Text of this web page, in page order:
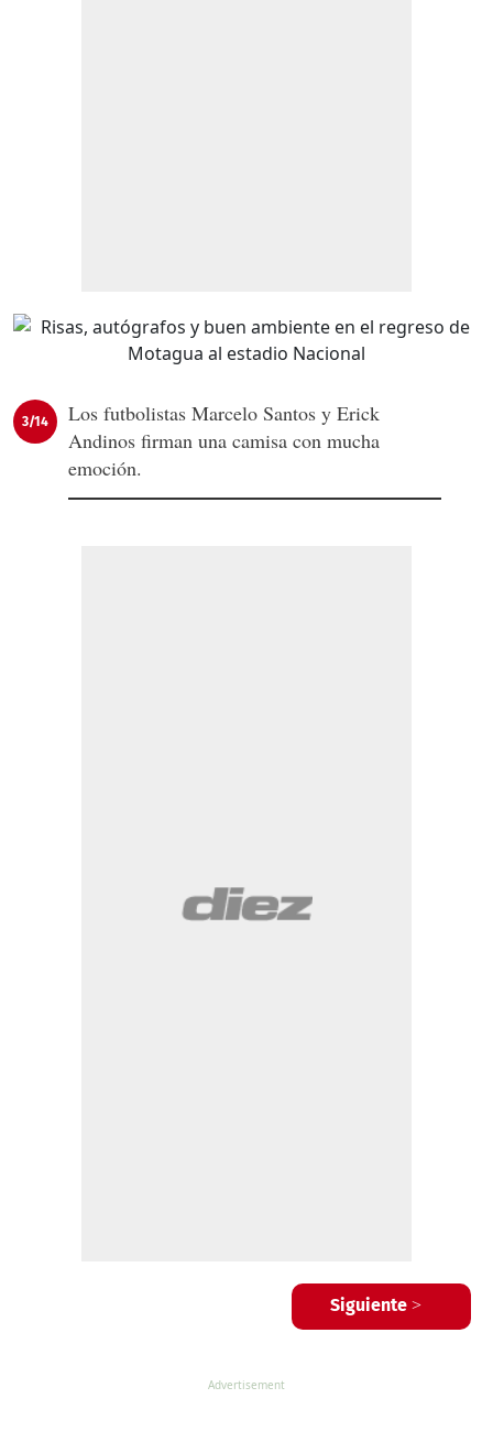
3/14
Los futbolistas Marcelo Santos y Erick
Andinos firman una camisa con mucha
emoción.
Siguiente >